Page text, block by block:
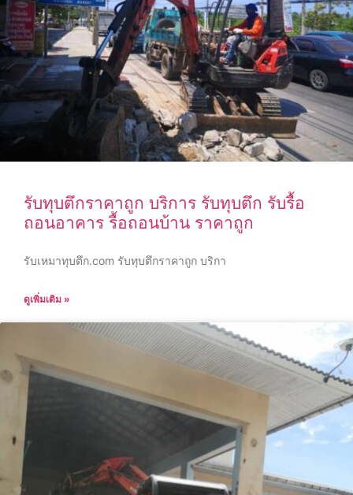
รับทุบตึกราคาถูก บริการ รับทุบตึก รับรื้อ
ถอนอาคาร รื้อถอนบ้าน ราคาถูก
รับเหมาทุบตึก.com รับทุบตึกราคาถูก บริกา
ดูเพิ่มเติม »